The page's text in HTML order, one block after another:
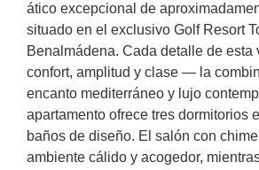
ático excepcional de
situado en el exclusivo Golf Resort
Benalmádena. Cada detalle de esta
confort, amplitud y clase — la
encanto mediterráneo y lujo
apartamento ofrece tres dormitorios
baños de diseño. El salón con
ambiente cálido y acogedor,